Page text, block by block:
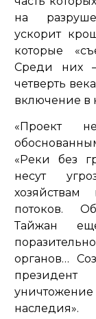
на
ускорит
которые
Среди них
четверть
включение
«Проект
«Реки без
несут
потоков.
Тайжан
органов…
наследия».